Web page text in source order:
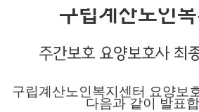
구립계산노인
주간보호 요양보호사 최
구립계산노인복지센터 요양보
다음과 같이 발표